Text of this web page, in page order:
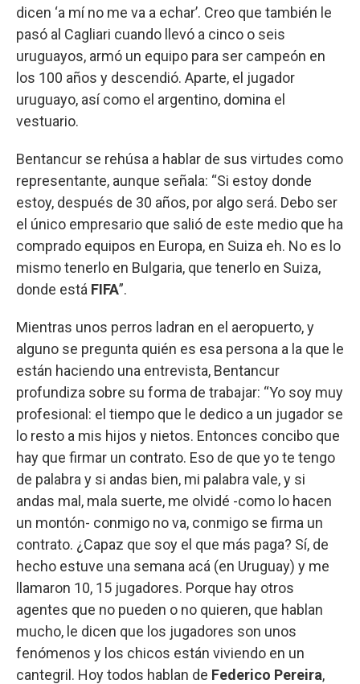
dicen ‘a mí no me va a echar’. Creo que también le
pasó al Cagliari cuando llevó a cinco o seis
uruguayos, armó un equipo para ser campeón en
los 100 años y descendió. Aparte, el jugador
uruguayo, así como el argentino, domina el
vestuario.
Bentancur se rehúsa a hablar de sus virtudes como
representante, aunque señala: “Si estoy donde
estoy, después de 30 años, por algo será. Debo ser
el único empresario que salió de este medio que ha
comprado equipos en Europa, en Suiza eh. No es lo
mismo tenerlo en Bulgaria, que tenerlo en Suiza,
donde está FIFA”.
Mientras unos perros ladran en el aeropuerto, y
alguno se pregunta quién es esa persona a la que le
están haciendo una entrevista, Bentancur
profundiza sobre su forma de trabajar: “Yo soy muy
profesional: el tiempo que le dedico a un jugador se
lo resto a mis hijos y nietos. Entonces concibo que
hay que firmar un contrato. Eso de que yo te tengo
de palabra y si andas bien, mi palabra vale, y si
andas mal, mala suerte, me olvidé -como lo hacen
un montón- conmigo no va, conmigo se firma un
contrato. ¿Capaz que soy el que más paga? Sí, de
hecho estuve una semana acá (en Uruguay) y me
llamaron 10, 15 jugadores. Porque hay otros
agentes que no pueden o no quieren, que hablan
mucho, le dicen que los jugadores son unos
fenómenos y los chicos están viviendo en un
cantegril. Hoy todos hablan de Federico Pereira,